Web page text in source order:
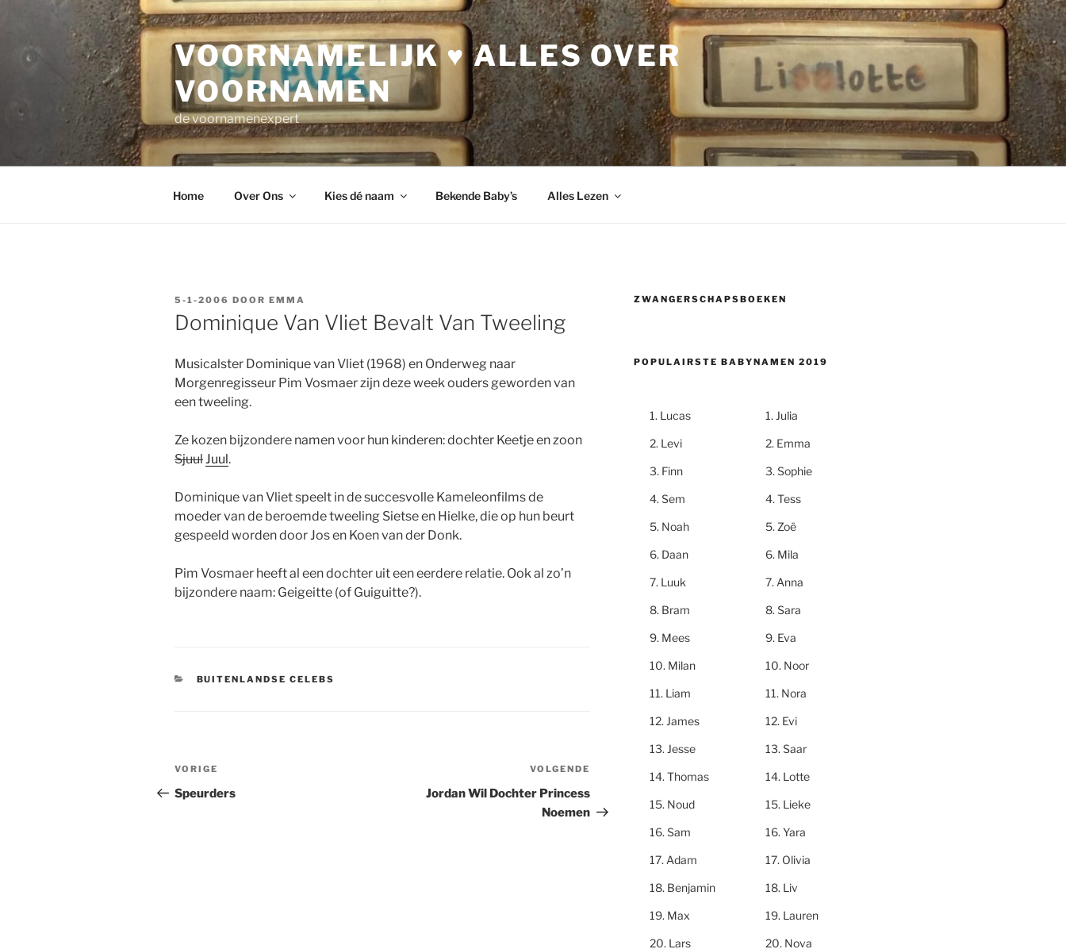
inhoud
VOORNAMELIJK ♥ ALLES OVER
VOORNAMEN
de voornamenexpert
Home Over Ons Kies dé naam Bekende Baby’s Alles Lezen
GEPLAATST
OP
5-1-2006 DOOR EMMA
Dominique Van Vliet Bevalt Van Tweeling
Musicalster Dominique van Vliet (1968) en Onderweg naar
Morgenregisseur Pim Vosmaer zijn deze week ouders geworden van
een tweeling.
Ze kozen bijzondere namen voor hun kinderen: dochter Keetje en zoon
SjuulJuul.
Dominique van Vliet speelt in de succesvolle Kameleonfilms de
moeder van de beroemde tweeling Sietse en Hielke, die op hun beurt
gespeeld worden door Jos en Koen van der Donk.
Pim Vosmaer heeft al een dochter uit een eerdere relatie. Ook al zo’n
bijzondere naam: Geigeitte (of Guiguitte?).
CATEGORIEËN
BUITENLANDSE CELEBS
Berichtnavigatie
Vorig
bericht
VORIGE
Speurders
bericht
VOLGENDE
Jordan Wil Dochter Princess
Noemen
ZWANGERSCHAPSBOEKEN
POPULAIRSTE BABYNAMEN 2019
Lucas
Levi
Finn
Sem
Noah
Daan
Luuk
Bram
Mees
Milan
Liam
James
Jesse
Thomas
Noud
Sam
Adam
Benjamin
Max
Lars
Julia
Emma
Sophie
Tess
Zoë
Mila
Anna
Sara
Eva
Noor
Nora
Evi
Saar
Lotte
Lieke
Yara
Olivia
Liv
Lauren
Nova